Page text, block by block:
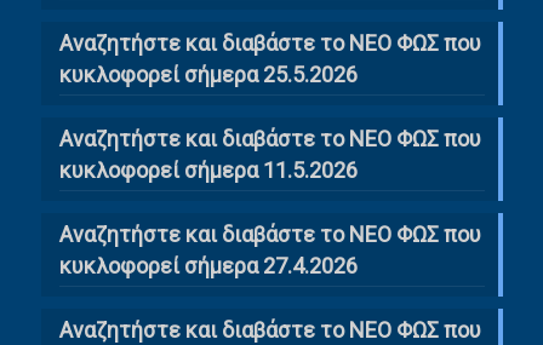
Αναζητήστε και διαβάστε το ΝΕΟ ΦΩΣ που
κυκλοφορεί σήμερα 25.5.2026
Αναζητήστε και διαβάστε το ΝΕΟ ΦΩΣ που
κυκλοφορεί σήμερα 11.5.2026
Αναζητήστε και διαβάστε το ΝΕΟ ΦΩΣ που
κυκλοφορεί σήμερα 27.4.2026
Αναζητήστε και διαβάστε το ΝΕΟ ΦΩΣ που